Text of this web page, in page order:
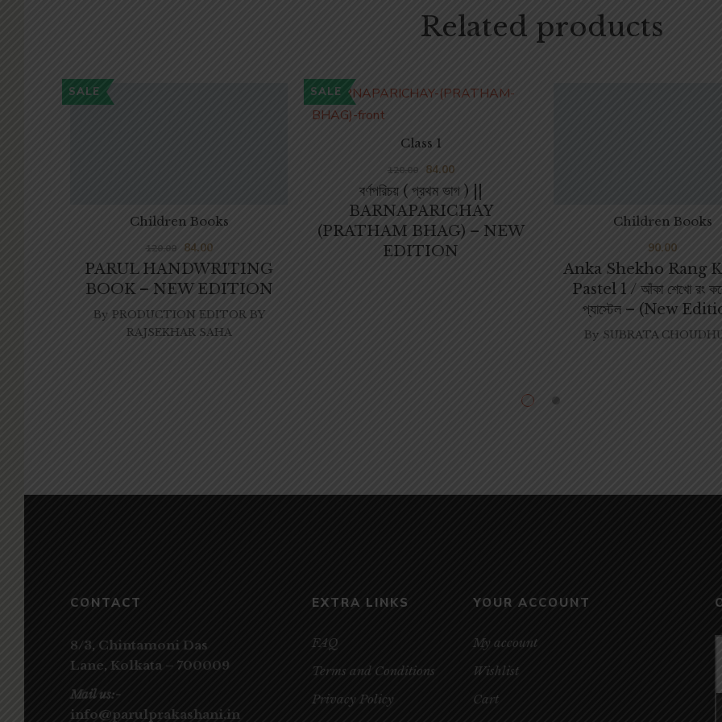
Related products
SALE
PARUL HANDWRITING
BOOK – NEW EDITION
Children Books
120.00 84.00
By PRODUCTION EDITOR BY
RAJSEKHAR SAHA
SALE
বর্ণপরিচয় ( প্রথম ভাগ ) ||
BARNAPARICHAY
(PRATHAM BHAG) – NEW
EDITION
Class 1
120.00 84.00
Anka Shekho Rang
Pastel 1 / আঁকা শেখো রং
প্যাস্টেল – (New
Children Books
90.00
By SUBRATA
CONTACT
8/3, Chintamoni Das
Lane, Kolkata – 700009
Mail us:-
info@parulprakashani.in
EXTRA LINKS
FAQ
Terms and Conditions
Privacy Policy
YOUR ACCOUNT
My account
Wishlist
Cart